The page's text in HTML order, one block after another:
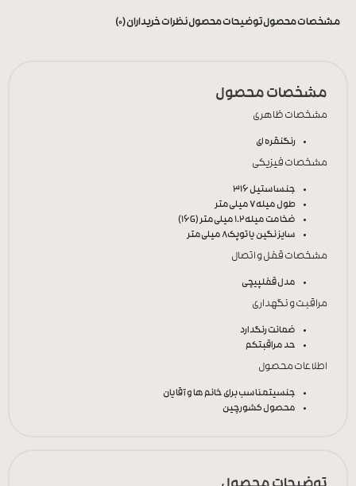
مشخصات محصولتوضیحات محصولنظرات خریداران (0)
مشخصات محصول
مشخصات ظاهری
رنگنقره ای
مشخصات فیزیکی
جنساستیل 316
طول میله7 میلی‌متر
ضخامت میله1.2 میلی‌متر (16G)
سایز نگین یا توپک8 میلی‌متر
مشخصات قفل و اتصال
مدل قفلپیچی
مراقبت و نگهداری
ضمانت رنگدارد
حد مراقبتکم
اطلاعات محصول
جنسیتمناسب برای خانم ها و آقایان
محصول کشورچین